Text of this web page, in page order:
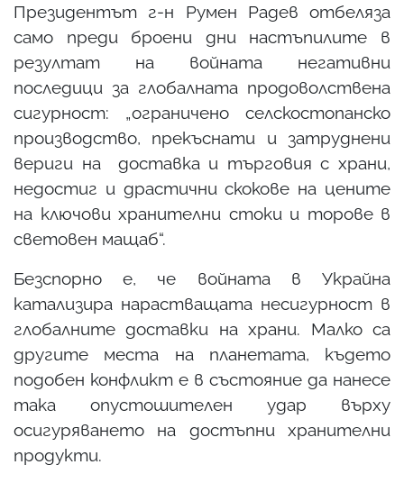
Президентът г-н Румен Радев отбеляза
само преди броени дни настъпилите в
резултат на войната негативни
последици за глобалната продоволствена
сигурност: „ограничено селскостопанско
производство, прекъснати и затруднени
вериги на доставка и търговия с храни,
недостиг и драстични скокове на цените
на ключови хранителни стоки и торове в
световен мащаб“.
Безспорно е, че войната в Украйна
катализира нарастващата несигурност в
глобалните доставки на храни. Малко са
другите места на планетата, където
подобен конфликт е в състояние да нанесе
така опустошителен удар върху
осигуряването на достъпни хранителни
продукти.